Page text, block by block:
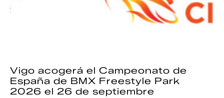
Vigo acogerá el Campeonato de
España de BMX Freestyle Park
2026 el 26 de septiembre